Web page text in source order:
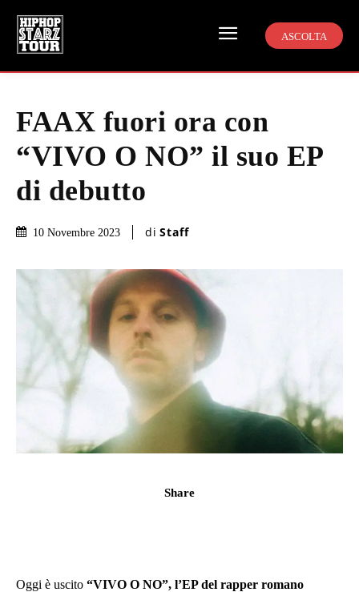
ASCOLTA
FAAX fuori ora con
“VIVO O NO” il suo EP
di debutto
10 Novembre 2023 di Staff
Share
Oggi è uscito “VIVO O NO”, l’EP del rapper romano